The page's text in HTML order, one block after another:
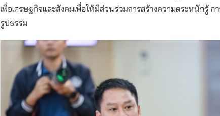
เพื่อเศรษฐกิจและสังคมเพื่อให้มีส่วนร่วมการสร้างความตระหนักรู้ ก
รูปธรรม